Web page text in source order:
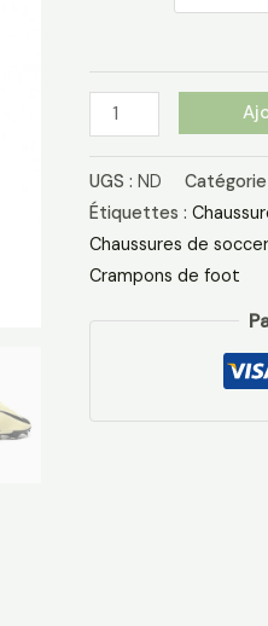
Beige
Noir
UGS : ND Catégorie
Étiquettes :
Chaussures de
Crampons de foot